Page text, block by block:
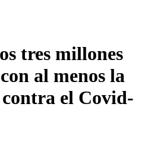
tres millones
al menos la
el Covid-